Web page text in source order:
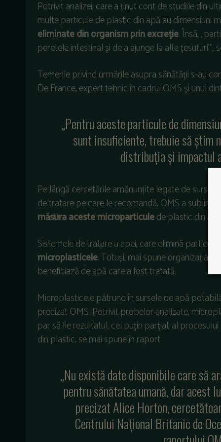
Potrivit analizei, care a ținut cont de studiile din
multe particule de plastic din apă au dimensiuni
eliminate din organism prin excreţie. Însă,
peretele intestinal şi de a ajunge la alte ţesuturi’”,
Temerile privind urmările asupra sănătăţii s-au
De France, expert tehnic în cadrul OMS şi unul
„Pentru aceste particule de
sunt insuficiente, trebuie să ştim
distribuţia şi impactul
Pe lângă cercetările amănunțite legate de
de tratare pe care le recomandă, OMS a
măsura aceste microparticulede plastic din apă.
Sistemele de tratare a apei, care elimină
microplasticele. Totuși, mai spune organizația,
beneficiază de apă care a fost tratată.
Microplasticele pătrund în sursele de apă
precizat OMS. Potrivit probelor analizate,
par să fie rezultatul, cel puţin parţial, al
din plastic, se mai spune în raport.
„Nu există date disponibile care să
pentru sănătatea umană, dar acest
precizat Alice Horton,
Centrului Naţional Britanic de